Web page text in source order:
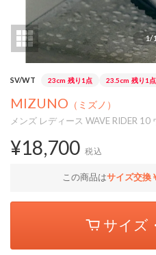
1/
SV/WT 23cm 残り1点 23.5cm 残り1点
MIZUNO （ミズノ）
メンズ レディース WAVE RIDER 10
¥18,700 税込
この商品はサイズ交換
サイズ